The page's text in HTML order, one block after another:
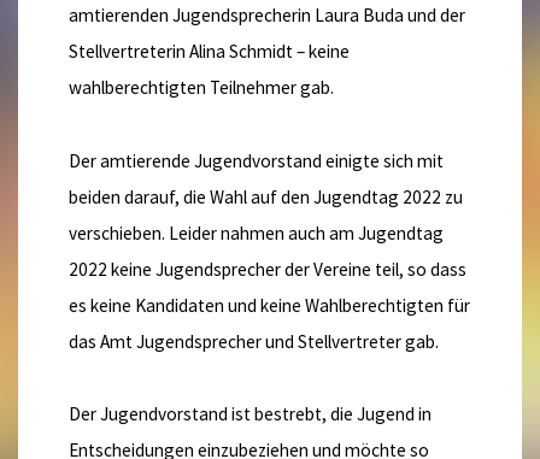
amtierenden Jugendsprecherin Laura Buda und der
Stellvertreterin Alina Schmidt – keine
wahlberechtigten Teilnehmer gab.
Der amtierende Jugendvorstand einigte sich mit
beiden darauf, die Wahl auf den Jugendtag 2022 zu
verschieben. Leider nahmen auch am Jugendtag
2022 keine Jugendsprecher der Vereine teil, so dass
es keine Kandidaten und keine Wahlberechtigten für
das Amt Jugendsprecher und Stellvertreter gab.
Der Jugendvorstand ist bestrebt, die Jugend in
Entscheidungen einzubeziehen und möchte so